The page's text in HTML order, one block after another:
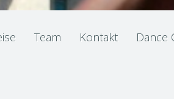
Team Kontakt Dance